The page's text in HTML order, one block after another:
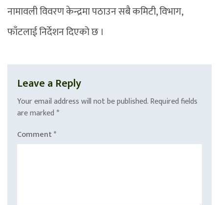
नामावली विवरण केन्द्रमा पठाउन सबै कमिटी, विभाग,
फाँटलाई निर्देशन दिएको छ ।
Leave a Reply
Your email address will not be published.Required fields
are marked *
Comment*